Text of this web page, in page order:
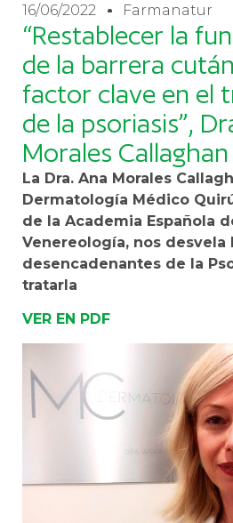
16/06/2022 Farmanatur
“Restablecer la
de la barrera
factor clave en el
de la psoriasis”,
Morales Callaghan
La Dra. Ana Morales
Dermatología Médico
de la Academia Española
Venereología, nos desvela
desencadenantes de la
tratarla
VER EN PDF